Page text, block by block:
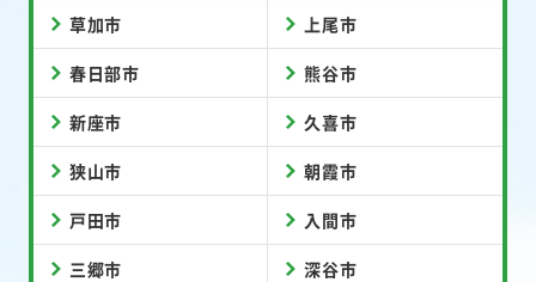
草加市 上尾市
春日部市 熊谷市
新座市 久喜市
狭山市 朝霞市
戸田市 入間市
三郷市 深谷市